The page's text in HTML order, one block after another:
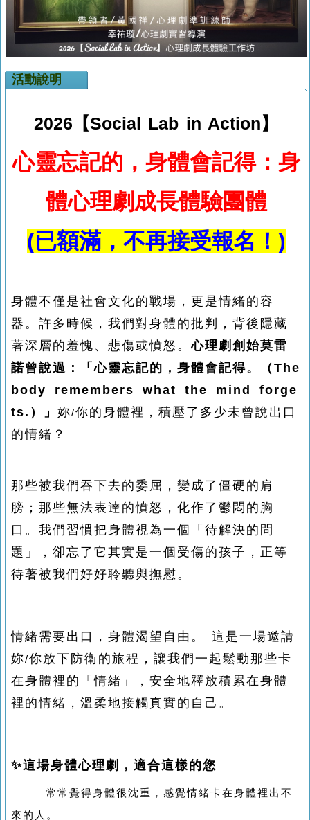
活動說明
2026【Social Lab in Action】
心靈忘記的，身體會記得：身
體心理劇成長體驗團體
(已額滿，不再接受報名！)
身體不僅是社會文化的戰場，更是情緒的容
器。許多時候，我們對身體的批判，背後隱藏
著深層的羞愧、悲傷或憤怒。心理劇創始莫雷
諾曾說過：「心靈忘記的，身體會記得。（ The
body remembers what the mind forge
ts. ） 」 妳/你的身體裡，積壓了多少未曾說出口
的情緒？
那些被我們吞下去的委屈，變成了僵硬的肩
膀；那些無法表達的憤怒，化作了鬱悶的胸
口。我們習慣把身體視為一個「待解決的問
題」，卻忘了它其實是一個受傷的孩子，正等
待著被我們好好聆聽與撫慰。
情緒需要出口，身體渴望自由。
這是一場邀請
妳/你放下防衛的旅程，讓我們一起鬆動那些卡
在身體裡的「情緒」，安全地釋放積累在身體
裡的情緒，溫柔地接觸真實的自己。
✨這場身體心理劇，適合這樣的您
常常覺得身體很沈重，感覺情緒卡在身體裡出不
來的人。